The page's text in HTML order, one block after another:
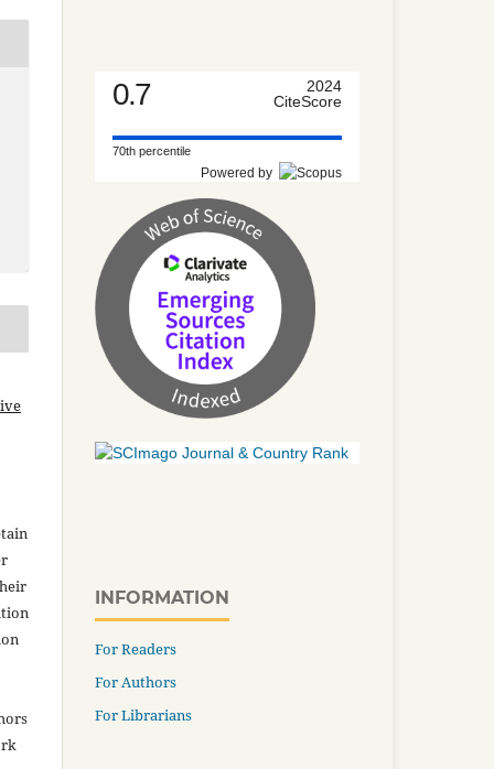
0.7
2024
CiteScore
70th percentile
Powered by
INFORMATION
For Readers
For Authors
For Librarians